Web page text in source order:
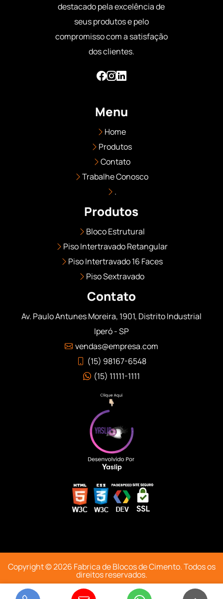
destacado pela excelência de
seus produtos e pelo
compromisso com a satisfação
dos clientes.
Menu
Home
Produtos
Contato
Trabalhe Conosco
.
Produtos
Bloco Estrutural
Piso Intertravado Retangular
Piso Intertravado 16 Faces
Piso Sextravado
Contato
Av. Paulo Antunes Moreira, 1901, Distrito Industrial
Iperó - SP
vendas@empresa.com
(15) 98167-6548
(15) 11111-1111
Copyright © 2026 Fabrica de Blocos de Cimento. Todos os
direitos reservados.